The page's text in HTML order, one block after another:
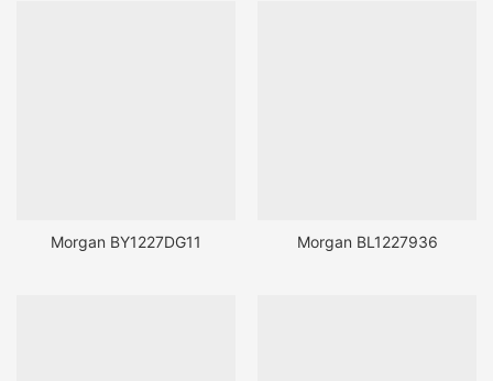
Morgan BY1227DG11 Morgan BL1227936